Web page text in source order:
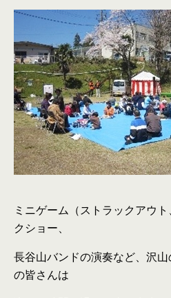
ミニゲーム（ストラックアウ
クショー、
長谷山バンドの演奏など、沢
の皆さんは